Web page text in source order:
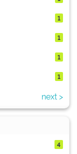
1
1
1
1
next >
4